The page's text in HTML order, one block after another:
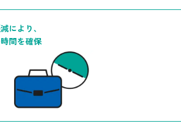
により、
間を確保